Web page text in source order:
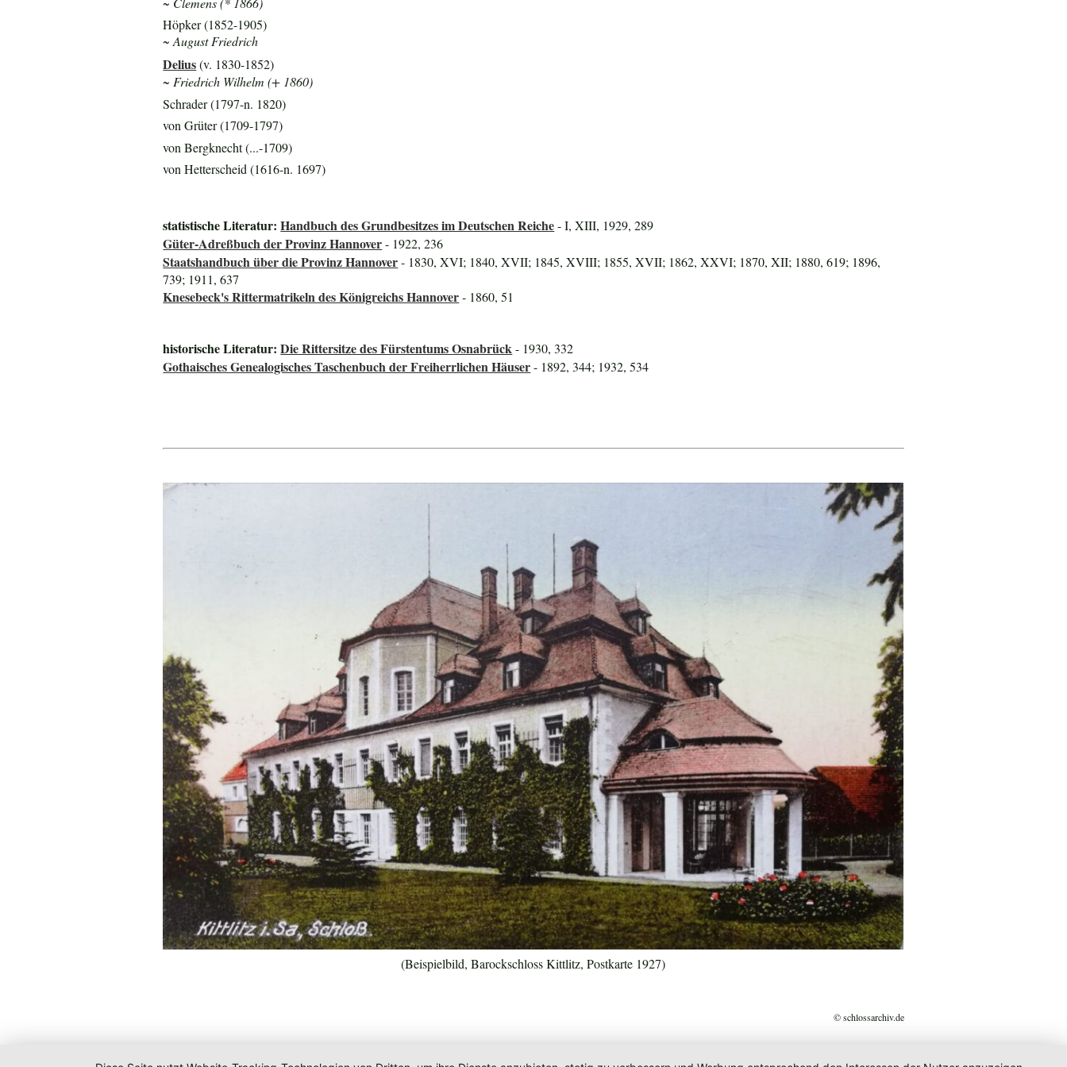
Höpker (1852-1905)
~ August Friedrich
Delius(v. 1830-1852)
~ Friedrich Wilhelm (+ 1860)
Schrader (1797-n. 1820)
von Grüter (1709-1797)
von Bergknecht (...-1709)
von Hetterscheid (1616-n. 1697)
statistische Literatur:Handbuch des Grundbesitzes im Deutschen Reiche- I, XIII, 1929, 289
Güter-Adreßbuch der Provinz Hannover- 1922, 236
Staatshandbuch über die Provinz Hannover- 1830, XVI; 1840, XVII; 1845, XVIII; 1855, XVII; 1862, XXVI; 1870, XII; 1880, 619; 1896,
739; 1911, 637
Knesebeck's Rittermatrikeln des Königreichs Hannover- 1860, 51
historische Literatur:Die Rittersitze des Fürstentums Osnabrück- 1930, 332
Gothaisches Genealogisches Taschenbuch der Freiherrlichen Häuser- 1892, 344; 1932, 534
(Beispielbild, Barockschloss Kittlitz, Postkarte 1927)
© schlossarchiv.de